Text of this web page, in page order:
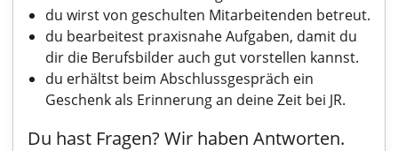
du wirst von geschulten Mitarbeitenden betreut.
du bearbeitest praxisnahe Aufgaben, damit du
dir die Berufsbilder auch gut vorstellen kannst.
du erhältst beim Abschlussgespräch ein
Geschenk als Erinnerung an deine Zeit bei JR.
Du hast Fragen? Wir haben Antworten.